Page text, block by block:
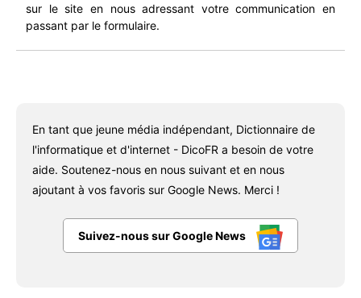
sur le site en nous adressant votre communication en
passant par le formulaire.
En tant que jeune média indépendant, Dictionnaire de
l'informatique et d'internet - DicoFR a besoin de votre
aide. Soutenez-nous en nous suivant et en nous
ajoutant à vos favoris sur Google News. Merci !
Suivez-nous sur Google News